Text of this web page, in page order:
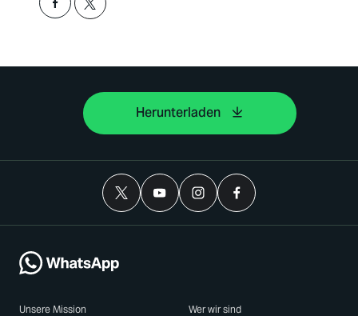
Herunterladen
Unsere Mission Wer wir sind